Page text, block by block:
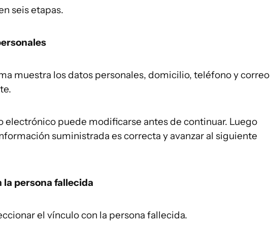
seis etapas.
muestra los datos personales, domicilio, teléfono y correo
electrónico puede modificarse antes de continuar. Luego
suministrada es correcta y avanzar al siguiente
la persona fallecida
el vínculo con la persona fallecida.